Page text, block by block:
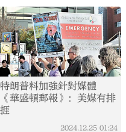
特朗普料加強針對媒體
《華盛頓郵報》：美媒有排
捱
2024.12.25 01:24